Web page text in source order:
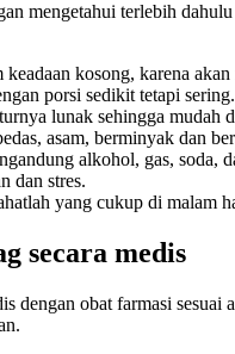
mengetahui terlebih
keadaan kosong, karena
porsi sedikit tetapi sering.
lunak sehingga mudah
asam, berminyak dan
alkohol, gas, soda,
dan stres.
yang cukup di malam
secara medis
dengan obat farmasi